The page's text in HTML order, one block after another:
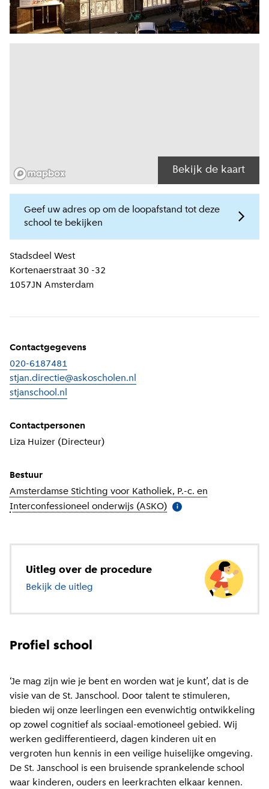
Bekijk de kaart
Geef uw adres op om de loopafstand tot deze
school te bekijken
Locatiegegevens
Stadsdeel West
Kortenaerstraat 30 -32
1057JN Amsterdam
Contactgegevens
020-6187481
stjan.directie@askoscholen.nl
stjanschool.nl
Contactpersonen
Liza Huizer (Directeur)
Bestuur
Amsterdamse Stichting voor Katholiek, P.-c. en
Interconfessioneel onderwijs (ASKO) Meer informatie
i
Uitleg over de procedure
Bekijk de uitleg
Profiel school
‘Je mag zijn wie je bent en worden wat je kunt’, dat is de
visie van de St. Janschool. Door talent te stimuleren,
bieden wij onze leerlingen een evenwichtig ontwikkeling
op zowel cognitief als sociaal-emotioneel gebied. Wij
werken gedifferentieerd, dagen kinderen uit en
vergroten hun kennis in een veilige huiselijke omgeving.
De St. Janschool is een bruisende sprankelende school
waar kinderen, ouders en leerkrachten elkaar kennen.